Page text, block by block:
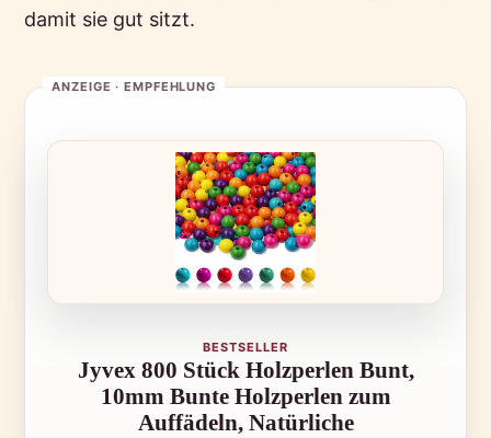
damit sie gut sitzt.
BESTSELLER
Jyvex 800 Stück Holzperlen Bunt,
10mm Bunte Holzperlen zum
Auffädeln, Natürliche